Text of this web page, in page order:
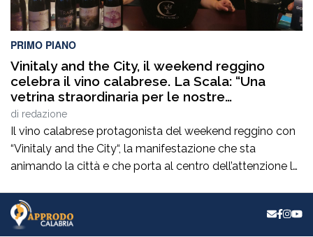
PRIMO PIANO
Vinitaly and the City, il weekend reggino
celebra il vino calabrese. La Scala: “Una
vetrina straordinaria per le nostre
eccellenze”
di redazione
Il vino calabrese protagonista del weekend reggino con
“Vinitaly and the City“, la manifestazione che sta
animando la città e che porta al centro dell’attenzione le
che incrocia promozione, cultura, turismo e
valorizzazione delle produzioni locali e che raccoglie il